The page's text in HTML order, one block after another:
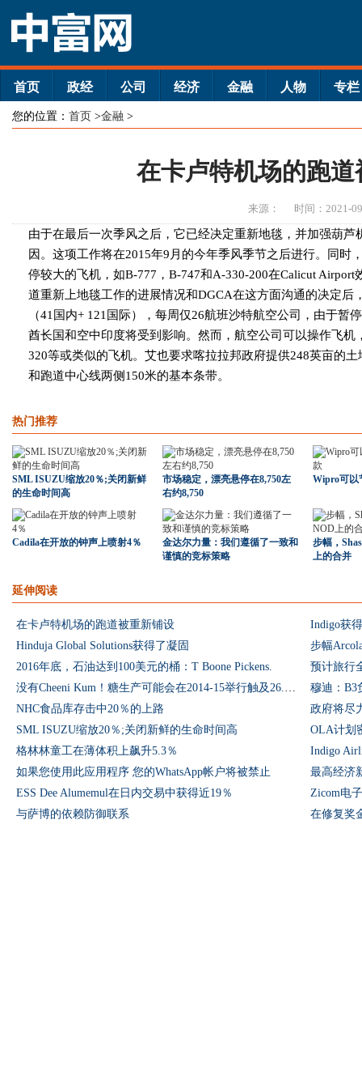
首页 政经 公司 经济 金融 人物 专栏
您的位置： 首页 >金融 >
在卡卢特机场的跑
来源： 时间：2021-
由于在最后一次季风之后，它已经决定重新地毯，并加强葫
因。这项工作将在2015年9月的今年季风季节之后进行。同时
停较大的飞机，如B-777，B-747和A-330-200在Calicut
道重新上地毯工作的进展情况和DGCA在这方面沟通的决定后
（41国内+ 121国际），每周仅26航班沙特航空公司，由于暂
酋长国和空中印度将受到影响。然而，航空公司可以操作飞机
320等或类似的飞机。艾也要求喀拉拉邦政府提供248英亩的
和跑道中心线两侧150米的基本条带。
热门推荐
SML ISUZU缩放20％;关闭新鲜
的生命时间高
市场稳定，漂亮悬停在8,750左
右约8,750
Wipro可以
Cadila在开放的钟声上喷射4％
金达尔力量：我们遵循了一致和
谨慎的竞标策略
步幅，
上的合并
延伸阅读
在卡卢特机场的跑道被重新铺设
Indigo获
Hinduja Global Solutions获得了凝固
步幅
2016年底，石油达到100美元的桶：T Boone Pickens.
预计旅行
没有Cheeni Kum！糖生产可能会在2014-15举行触及26.5吨
NHC食品库存击中20％的上路
政府将尽
SML ISUZU缩放20％;关闭新鲜的生命时间高
OLA计划
格林林童工在薄体积上飙升5.3％
Indigo
如果您使用此应用程序 您的WhatsApp帐户将被禁止
最高经济
ESS Dee Alumemul在日内交易中获得近19％
Zicom电
与萨博的依赖防御联系
在修复奖